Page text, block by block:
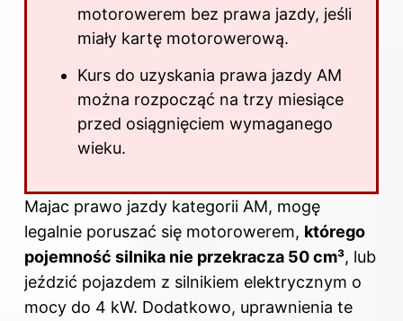
motorowerem bez prawa jazdy, jeśli
miały kartę motorowerową.
Kurs do uzyskania prawa jazdy AM
można rozpocząć na trzy miesiące
przed osiągnięciem wymaganego
wieku.
Majac prawo jazdy kategorii AM, mogę
legalnie poruszać się motorowerem, którego
pojemność silnika nie przekracza 50 cm³, lub
jeździć pojazdem z silnikiem elektrycznym o
mocy do 4 kW. Dodatkowo, uprawnienia te